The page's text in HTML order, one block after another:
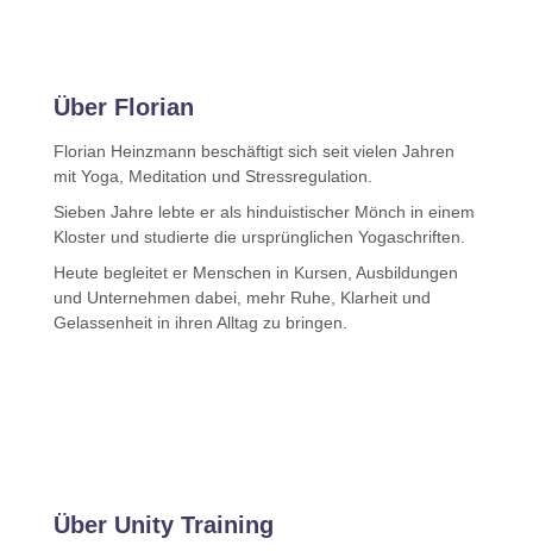
Über Florian
Florian Heinzmann beschäftigt sich seit vielen Jahren
mit Yoga, Meditation und Stressregulation.
Sieben Jahre lebte er als hinduistischer Mönch in einem
Kloster und studierte die ursprünglichen Yogaschriften.
Heute begleitet er Menschen in Kursen, Ausbildungen
und Unternehmen dabei, mehr Ruhe, Klarheit und
Gelassenheit in ihren Alltag zu bringen.
Über Unity Training